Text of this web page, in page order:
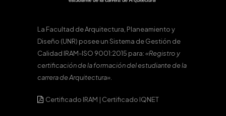
La Facultad de Arquitectura, Planeamiento y
Diseño (UNR) posee un Sistema de Gestión de
Calidad IRAM-ISO 9001:2015 para:«Registro y
certificación de la formación del estudiante de la
carrera de Arquitectura».
Certificado IRAM | Certificado IQNET